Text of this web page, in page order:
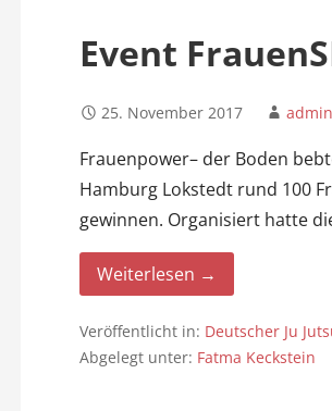
Event
25. November 2017 admin
Frauenpower– der Boden
Hamburg Lokstedt rund 100
gewinnen. Organisiert hatte
Weiterlesen →
Veröffentlicht in: Deutscher Ju
Abgelegt unter: Fatma Keckstein